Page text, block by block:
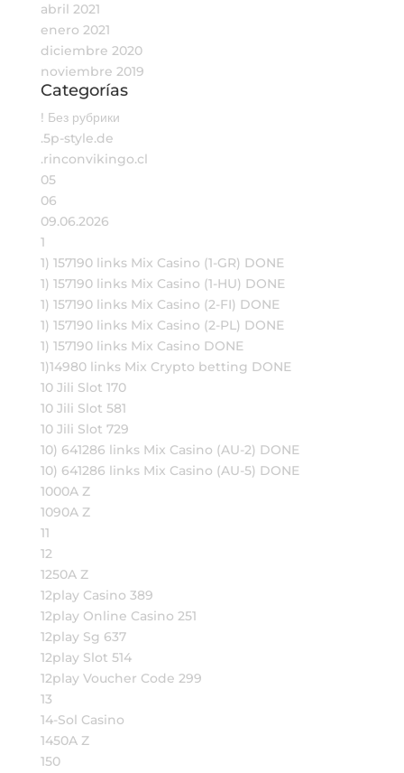
abril 2021
enero 2021
diciembre 2020
noviembre 2019
Categorías
! Без рубрики
.5p-style.de
.rinconvikingo.cl
05
06
09.06.2026
1
1) 157190 links Mix Casino (1-GR) DONE
1) 157190 links Mix Casino (1-HU) DONE
1) 157190 links Mix Casino (2-FI) DONE
1) 157190 links Mix Casino (2-PL) DONE
1) 157190 links Mix Casino DONE
1)14980 links Mix Crypto betting DONE
10 Jili Slot 170
10 Jili Slot 581
10 Jili Slot 729
10) 641286 links Mix Casino (AU-2) DONE
10) 641286 links Mix Casino (AU-5) DONE
1000A Z
1090A Z
11
12
1250A Z
12play Casino 389
12play Online Casino 251
12play Sg 637
12play Slot 514
12play Voucher Code 299
13
14-Sol Casino
1450A Z
150